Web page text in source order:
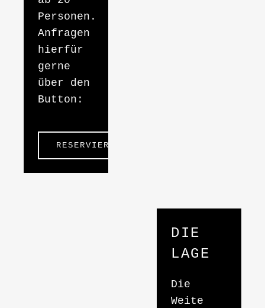
Personen.
Anfragen
hierfür
gerne
über den
Button:
RESERVIEREN
DIE
LAGE
Die
Weite